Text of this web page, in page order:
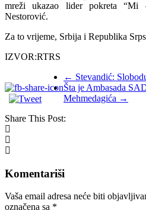
mreži ukazao lider pokreta
Nestorović.
Za to vrijeme, Srbija i Republika
IZVOR:RTRS
← Stevandić:
Šta je Ambasada
Mehmedagića →
Share This Post:
Komentariši
Vaša email adresa neće biti
označena sa *